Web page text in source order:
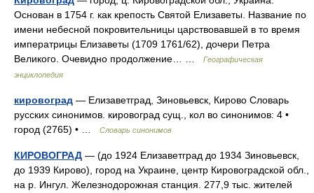
Основан в 1754 г. как крепость Святой Елизаветы. Название по
имени небесной покровительницы царствовавшей в то время
императрицы Елизаветы (1709 1761/62), дочери Петра
Великого. Очевидно продолжение… …
Географическая
энциклопедия
кировоград — Елизаветград, Зиновьевск, Кирово Словарь
русских синонимов. кировоград сущ., кол во синонимов: 4 •
город (2765) • …
Словарь синонимов
КИРОВОГРАД — (до 1924 Елизаветград до 1934 Зиновьевск,
до 1939 Кирово), город на Украине, центр Кировоградской обл.,
на р. Ингул. Железнодорожная станция. 277,9 тыс. жителей